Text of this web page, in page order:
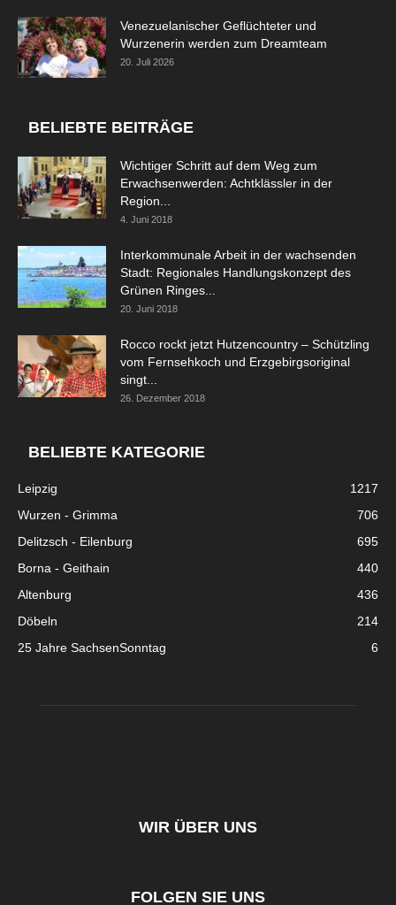
Venezuelanischer Geflüchteter und
Wurzenerin werden zum Dreamteam
20. Juli 2026
BELIEBTE BEITRÄGE
Wichtiger Schritt auf dem Weg zum
Erwachsenwerden: Achtklässler in der
Region...
4. Juni 2018
Interkommunale Arbeit in der wachsenden
Stadt: Regionales Handlungskonzept des
Grünen Ringes...
20. Juni 2018
Rocco rockt jetzt Hutzencountry – Schützling
vom Fernsehkoch und Erzgebirgsoriginal
singt...
26. Dezember 2018
BELIEBTE KATEGORIE
Leipzig
1217
Wurzen - Grimma
706
Delitzsch - Eilenburg
695
Borna - Geithain
440
Altenburg
436
Döbeln
214
25 Jahre SachsenSonntag
6
WIR ÜBER UNS
FOLGEN SIE UNS